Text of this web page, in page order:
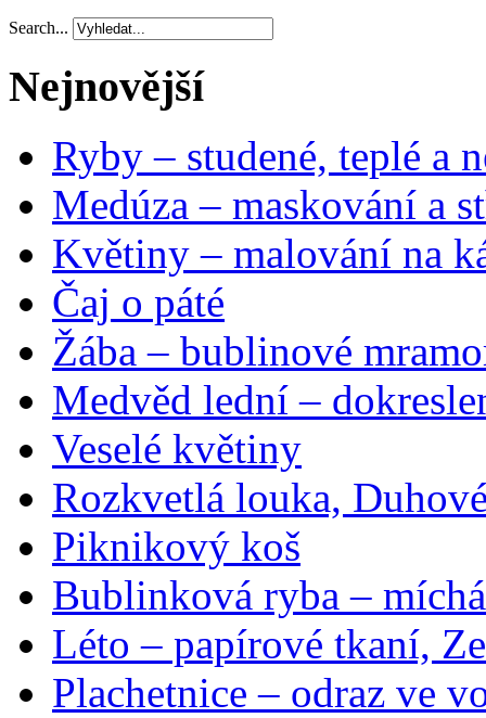
Search...
Nejnovější
Ryby – studené, teplé a
Medúza – maskování a
Květiny – malování na
Čaj o páté
Žába – bublinové
Medvěd lední –
Veselé květiny
Rozkvetlá louka,
Piknikový koš
Bublinková ryba –
Léto – papírové tkaní,
Plachetnice – odraz ve